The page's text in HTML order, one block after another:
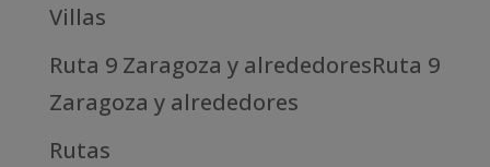
Villas
Ruta 9 Zaragoza y alrededoresRuta 9
Zaragoza y alrededores
Rutas